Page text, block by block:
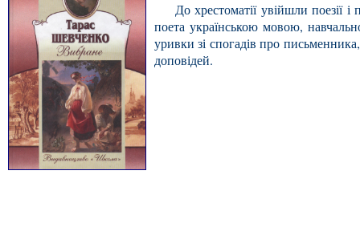
До хрестоматії увійшли поезії і
поета українською мовою,
уривки зі спогадів про
доповідей.